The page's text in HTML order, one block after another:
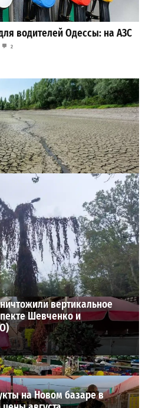
водителей Одессы: на АЗС
2
одесситов просят срочно
вертикальное
Шевченко и
на Новом базаре в